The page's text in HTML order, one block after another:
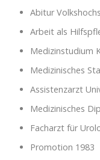
Abitur
Arbeit als
Medizinstudium
Medizinisches
Assistenzarzt
Medizinisches
Facharzt für
Promotion 1983